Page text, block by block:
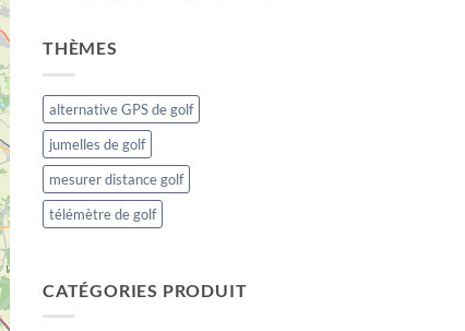
THÈMES
alternative GPS de golf
jumelles de golf
mesurer distance golf
télémètre de golf
CATÉGORIES PRODUIT